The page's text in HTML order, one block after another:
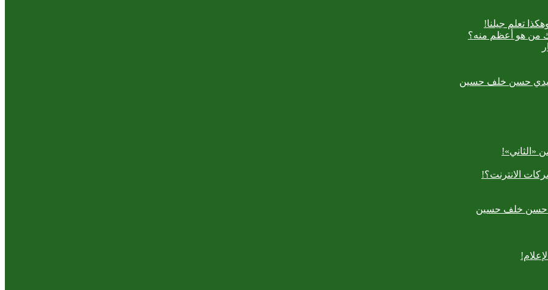
تعلم جيلنا!
من هو أعظم منه؟
حسن خلف حسين
«الثاني»!
الانترنت؟!
حسن خلف حسين